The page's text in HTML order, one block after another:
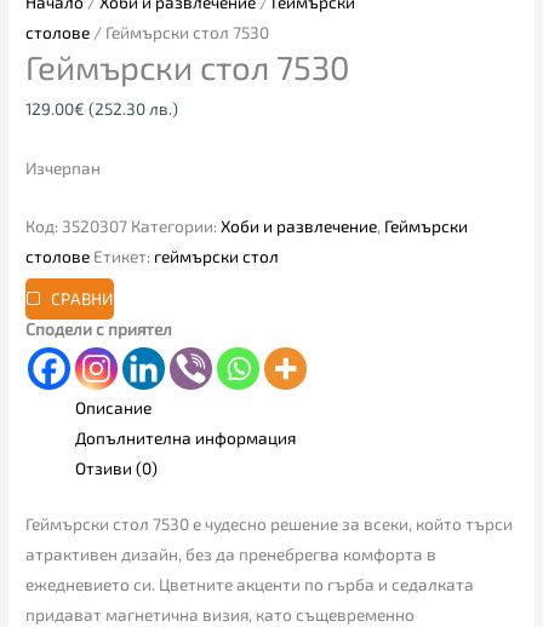
столове / Геймърски стол 7530
Геймърски стол 7530
129.00€ (252.30 лв.)
Изчерпан
Код:3520307 Категории:Хоби и развлечение, Геймърски
столове Етикет: геймърски стол
СРАВНИ
Сподели с приятел
Описание
Допълнителна информация
Отзиви (0)
Геймърски стол 7530 е чудесно решение за всеки, който търси
атрактивен дизайн, без да пренебрегва комфорта в
ежедневието си. Цветните акценти по гърба и седалката
придават магнетична визия, като същевременно